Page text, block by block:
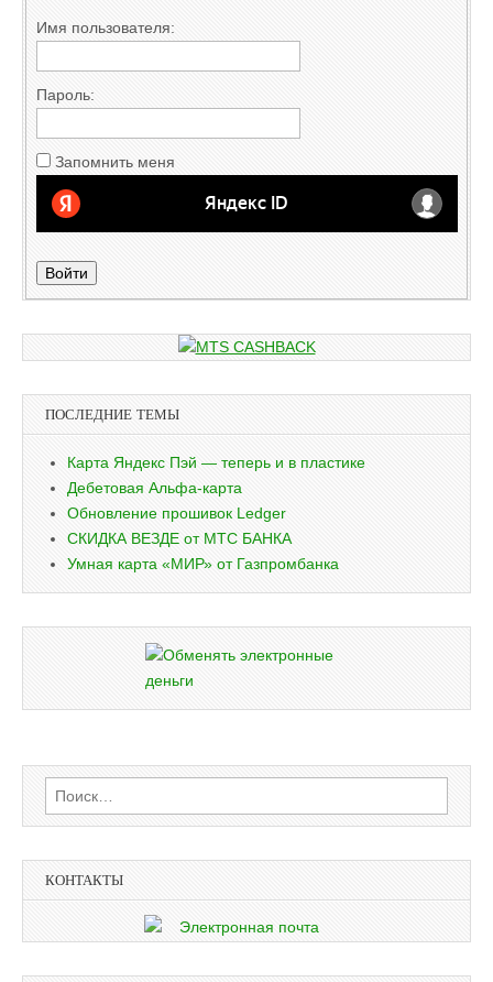
Имя пользователя:
Пароль:
Запомнить меня
Войти
ПОСЛЕДНИЕ ТЕМЫ
Карта Яндекс Пэй — теперь и в пластике
Дебетовая Альфа-карта
Обновление прошивок Ledger
СКИДКА ВЕЗДЕ от МТС БАНКА
Умная карта «МИР» от Газпромбанка
Найти:
КОНТАКТЫ